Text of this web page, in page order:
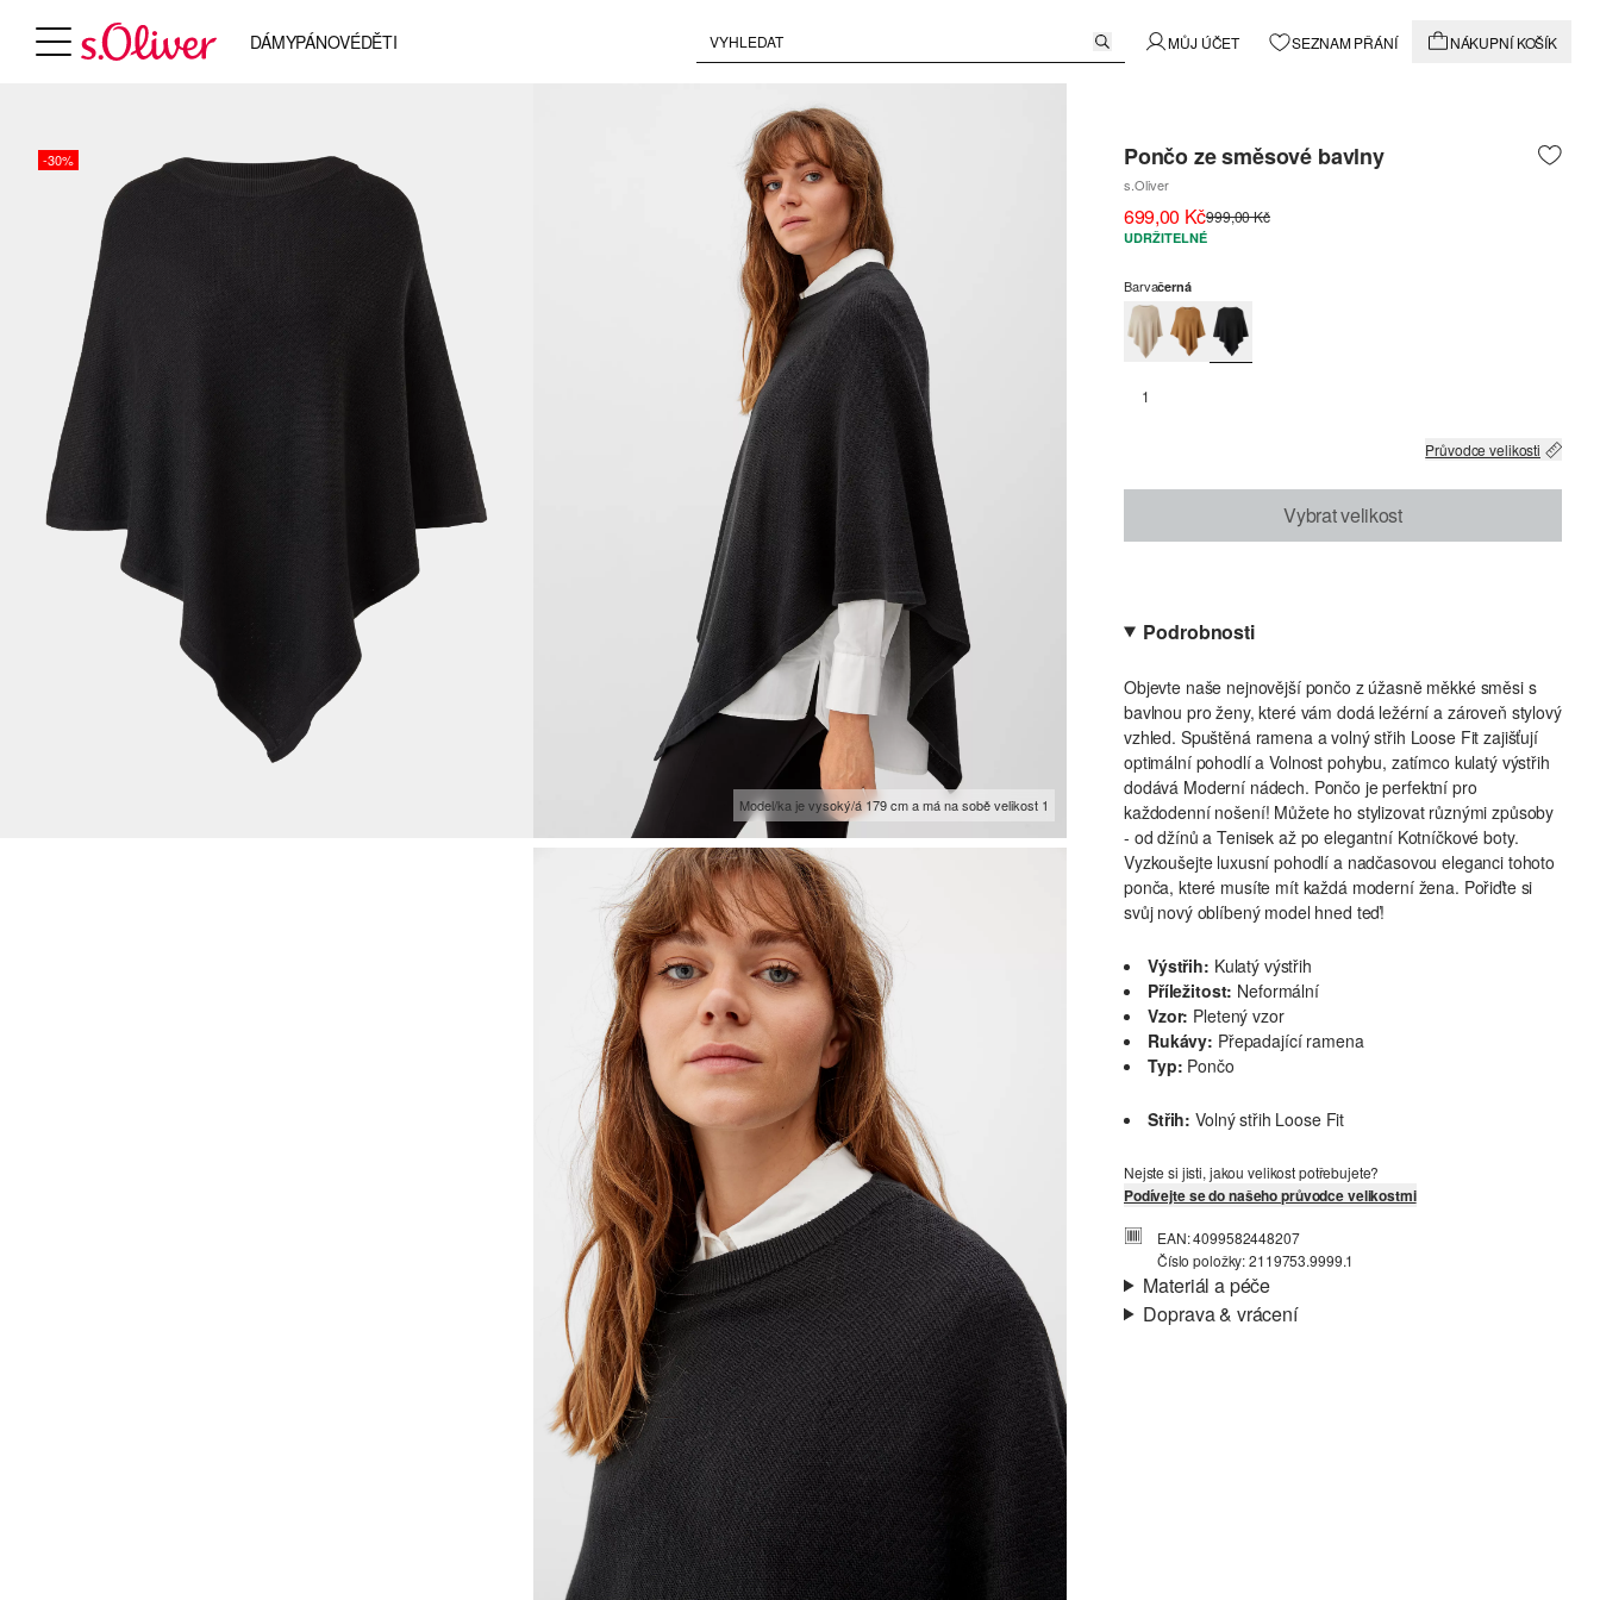
DÁMYPÁNOVÉDĚTI MŮJ ÚČET SEZNAM PŘÁNÍ NÁKUPNÍ KOŠÍK
-30%
Model/ka je vysoký/á 179 cm a má na sobě velikost 1
Pončo ze směsové bavlny
s.Oliver
699,00 Kč999,00 Kč
UDRŽITELNÉ
Barvačerná
1
Průvodce velikosti
Vybrat velikost
Podrobnosti
Objevte naše nejnovější pončo z úžasně měkké směsi s
bavlnou pro ženy, které vám dodá ležérní a zároveň stylový
vzhled. Spuštěná ramena a volný střih Loose Fit zajišťují
optimální pohodlí a Volnost pohybu, zatímco kulatý výstřih
dodává Moderní nádech. Pončo je perfektní pro
každodenní nošení! Můžete ho stylizovat různými způsoby
- od džínů a Tenisek až po elegantní Kotníčkové boty.
Vyzkoušejte luxusní pohodlí a nadčasovou eleganci tohoto
ponča, které musíte mít každá moderní žena. Pořiďte si
svůj nový oblíbený model hned teď!
Výstřih: Kulatý výstřih
Příležitost: Neformální
Vzor: Pletený vzor
Rukávy: Přepadající ramena
Typ: Pončo
Střih: Volný střih Loose Fit
Nejste si jisti, jakou velikost potřebujete?
Podívejte se do našeho průvodce velikostmi
EAN: 4099582448207
Číslo položky: 2119753.9999.1
Materiál a péče
Doprava & vrácení